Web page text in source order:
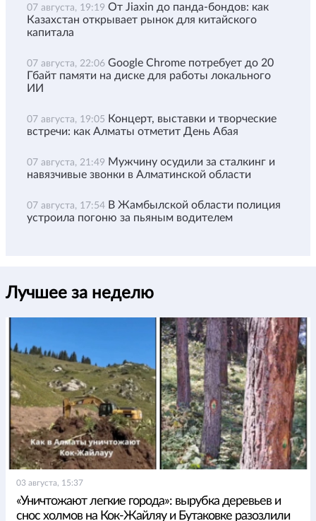
07 августа, 19:19 От Jiaxin до панда-бондов: как
Казахстан открывает рынок для китайского
капитала
07 августа, 22:06 Google Chrome потребует до 20
Гбайт памяти на диске для работы локального
ИИ
07 августа, 19:05 Концерт, выставки и творческие
встречи: как Алматы отметит День Абая
07 августа, 21:49 Мужчину осудили за сталкинг и
навязчивые звонки в Алматинской области
07 августа, 17:54 В Жамбылской области полиция
устроила погоню за пьяным водителем
Лучшее за неделю
03 августа, 15:37
«Уничтожают легкие города»: вырубка деревьев и
снос холмов на Кок-Жайляу и Бутаковке разозлили